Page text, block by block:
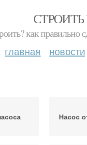
СТРОИТЬ
как правильно
главная новости
Насос